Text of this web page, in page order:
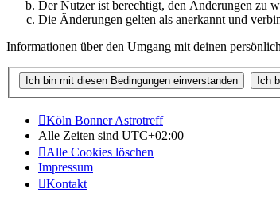
Der Nutzer ist berechtigt, den Änderungen zu
Die Änderungen gelten als anerkannt und
Informationen über den Umgang mit deinen
Köln Bonner Astrotreff
Alle Zeiten sind UTC+02:00
Alle Cookies löschen
Impressum
Kontakt